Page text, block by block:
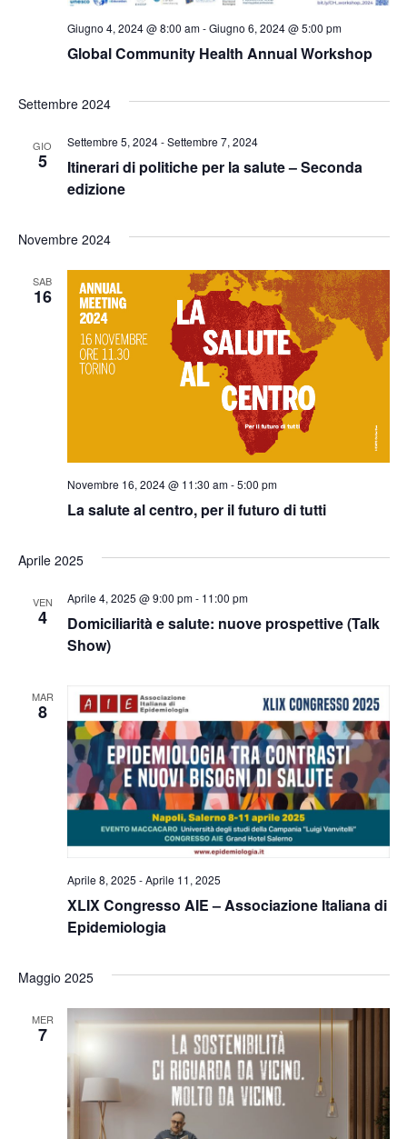
Global Community Health Annual Workshop
Giugno 4, 2024 @ 8:00 am-Giugno 6, 2024 @ 5:00 pm
Settembre 2024
GIO
5
Itinerari di politiche per la salute – Seconda
edizione
Settembre 5, 2024-Settembre 7, 2024
Novembre 2024
SAB
16
La salute al centro, per il futuro di tutti
Novembre 16, 2024 @ 11:30 am-5:00 pm
Aprile 2025
VEN
4
Domiciliarità e salute: nuove prospettive (Talk
Show)
Aprile 4, 2025 @ 9:00 pm- 11:00 pm
MAR
8
XLIX Congresso AIE – Associazione Italiana di
Epidemiologia
Aprile 8, 2025 -Aprile 11, 2025
Maggio 2025
MER
7